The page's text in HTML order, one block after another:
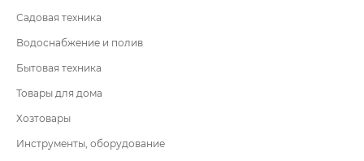
Садовая техника
Водоснабжение и полив
Бытовая техника
Товары для дома
Хозтовары
Инструменты, оборудование